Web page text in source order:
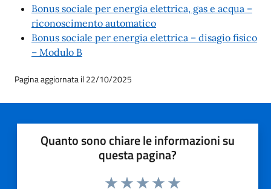
Bonus sociale per energia elettrica, gas e acqua –
riconoscimento automatico
Bonus sociale per energia elettrica – disagio fisico
– Modulo B
Pagina aggiornata il 22/10/2025
Quanto sono chiare le informazioni su
questa pagina?